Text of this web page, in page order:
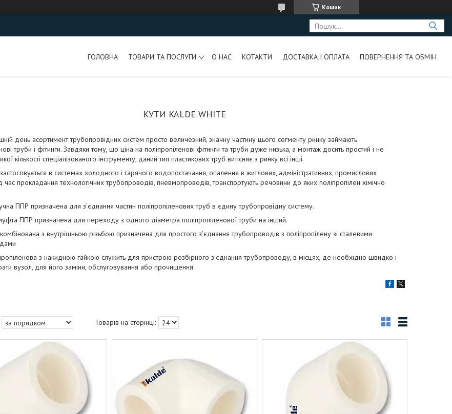
Кошик
ГОЛОВНА ТОВАРИ ТА ПОСЛУГИ О НАС КОТАКТИ ДОСТАВКА І ОПЛАТА ПОВЕРНЕННЯ ТА ОБМІН
КУТИ KALDЕ WHITE
день асортимент трубопровідних систем просто величезний, значну частину цього сегменту ринку займають
труби і фітинги. Завдяки тому, що ціна на поліпропіленові фітинги та труби дуже низька, а монтаж досить простий і не
кількості спеціалізованого інструменту, даний тип пластикових труб витісняє з ринку всі інші.
в системах холодного і гарячого водопостачання, опалення в житлових, адміністративних, промислових
час прокладання технологічних трубопроводів, пневмопроводів, транспортують речовини до яких поліпропілен хімічно
ППР призначена для з'єднання частин поліпропіленових труб в єдину трубопровідну систему.
ППР призначена для переходу з одного діаметра поліпропіленової труби на інший.
з внутрішньою різьбою призначена для простого з'єднання трубопроводів з поліпропілену зі сталевими
з накидною гайкою служить для пристрою розбірного з'єднання трубопроводу, в місцях, де необхідно швидко і
вузол, для його заміни, обслуговування або прочищення.